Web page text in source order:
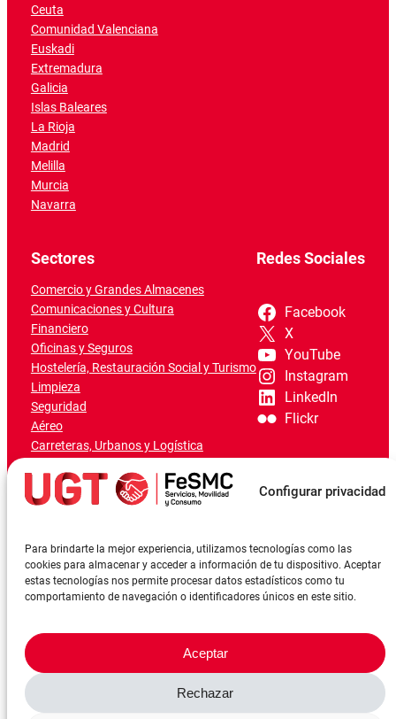
Configurar privacidad
Para brindarte la mejor experiencia, utilizamos tecnologías como las
cookies para almacenar y acceder a información de tu dispositivo. Aceptar
estas tecnologías nos permite procesar datos estadísticos como tu
comportamiento de navegación o identificadores únicos en este sitio.
Aceptar
Rechazar
Ceuta
Comunidad Valenciana
Euskadi
Extremadura
Galicia
Islas Baleares
La Rioja
Madrid
Melilla
Murcia
Navarra
Sectores
Comercio y Grandes Almacenes
Comunicaciones y Cultura
Financiero
Oficinas y Seguros
Hostelería, Restauración Social y Turismo
Limpieza
Seguridad
Aéreo
Carreteras, Urbanos y Logística
Marítimo-Portuario
Redes Sociales
Facebook
X
YouTube
Instagram
LinkedIn
Flickr
©FeSMCUGT 2024